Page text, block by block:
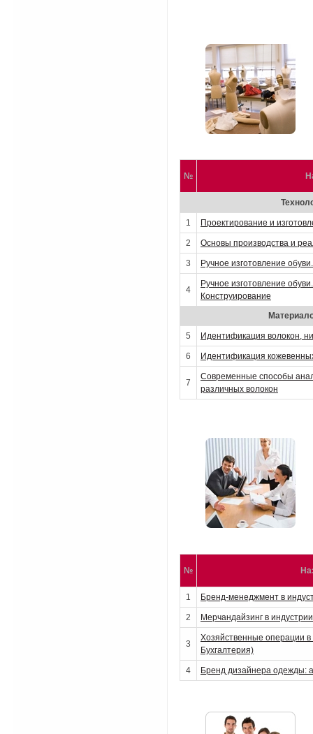
№
1 Проектирование и
2 Основы производства и
3 Ручное изготовление
4
Ручное изготовление
Конструирование
5 Идентификация волокон,
6 Идентификация
7
Современные способы
различных волокон
№
1 Бренд-менеджмент в
2 Мерчандайзинг в
3
Хозяйственные операции
Бухгалтерия)
4 Бренд дизайнера одежды: